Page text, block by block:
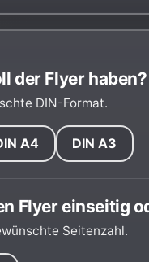
der Flyer haben?
DIN-Format.
A4 DIN A3
Flyer einseitig
Seitenzahl.